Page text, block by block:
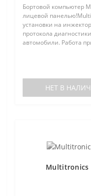
Бортовой компьютер
лицевой
установки на
протокола
автомобили. Работа
НЕТ В
Multitronics